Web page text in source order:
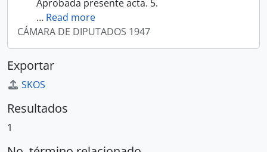
Aprobada presente acta. 5.
… Read more
CÁMARA DE DIPUTADOS 1947
Exportar
SKOS
Resultados
1